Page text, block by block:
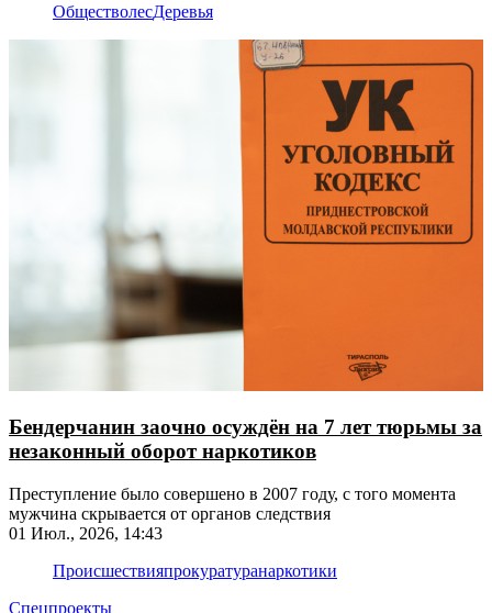
ОбществолесДеревья
Бендерчанин заочно осуждён на 7 лет тюрьмы за
незаконный оборот наркотиков
Преступление было совершено в 2007 году, с того момента
мужчина скрывается от органов следствия
01 Июл., 2026, 14:43
Происшествияпрокуратуранаркотики
Спецпроекты